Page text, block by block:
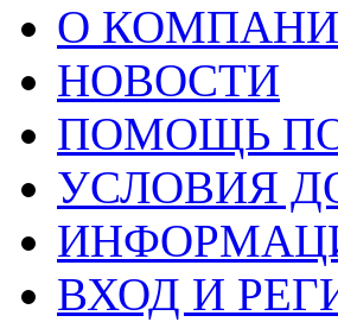
О
НОВОСТИ
ПОМОЩЬ
УСЛОВИЯ
ВХОД И